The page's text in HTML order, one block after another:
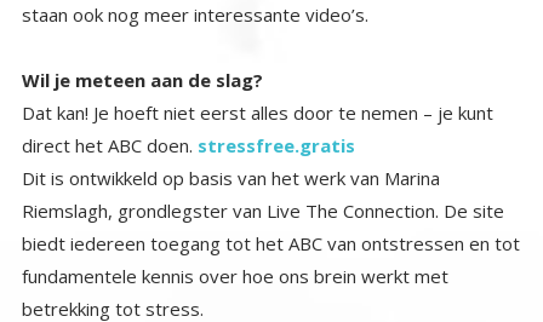
staan ook nog meer interessante video’s.
Wil je meteen aan de slag?
Dat kan! Je hoeft niet eerst alles door te nemen – je kunt
direct het ABC doen. stressfree.gratis
Dit is ontwikkeld op basis van het werk van Marina
Riemslagh, grondlegster van Live The Connection. De site
biedt iedereen toegang tot het ABC van ontstressen en tot
fundamentele kennis over hoe ons brein werkt met
betrekking tot stress.